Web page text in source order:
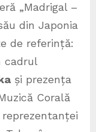
„Madrigal –
din Japonia
de referință:
cadrul
și prezența
Corală
reprezentanței